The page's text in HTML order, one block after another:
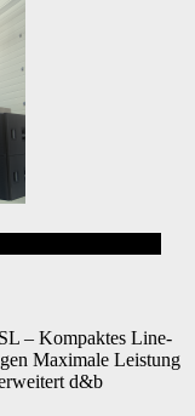
– Kompaktes Line-
Maximale Leistung
d&b